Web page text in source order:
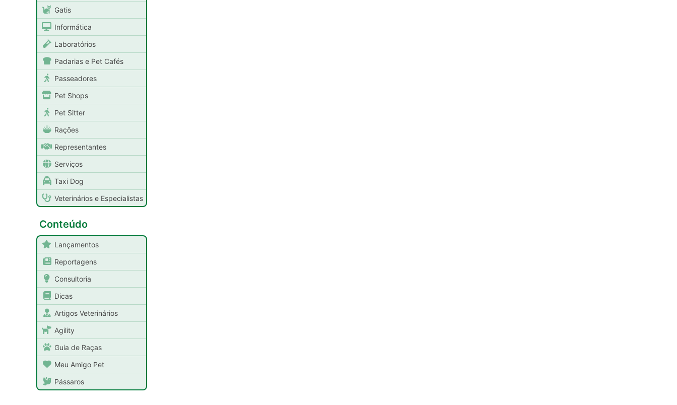
Gatis
Informática
Laboratórios
Padarias e Pet Cafés
Passeadores
Pet Shops
Pet Sitter
Rações
Representantes
Serviços
Taxi Dog
Veterinários e Especialistas
Conteúdo
Lançamentos
Reportagens
Consultoria
Dicas
Artigos Veterinários
Agility
Guia de Raças
Meu Amigo Pet
Pássaros